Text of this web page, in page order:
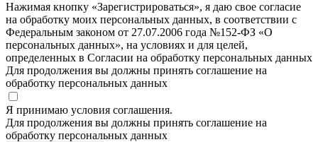
Нажимая кнопку «Зарегистрироваться», я даю свое согласие
на обработку моих персональных данных, в соответствии с
Федеральным законом от 27.07.2006 года №152-ФЗ «О
персональных данных», на условиях и для целей,
определенных в Согласии на обработку персональных данных
Для продолжения вы должны принять соглашение на
обработку персональных данных
Я принимаю условия соглашения.
Для продолжения вы должны принять соглашение на
обработку персональных данных